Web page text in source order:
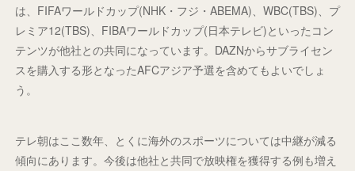
は、FIFAワールドカップ(NHK・フジ・ABEMA)、WBC(TBS)、プ
レミア12(TBS)、FIBAワールドカップ(日本テレビ)といったコン
テンツが他社との共同になっています。DAZNからサブライセン
スを購入する形となったAFCアジア予選を含めてもよいでしょ
う。
テレ朝はここ数年、とくに海外のスポーツについては中継が減る
傾向にあります。今後は他社と共同で放映権を獲得する例も増え